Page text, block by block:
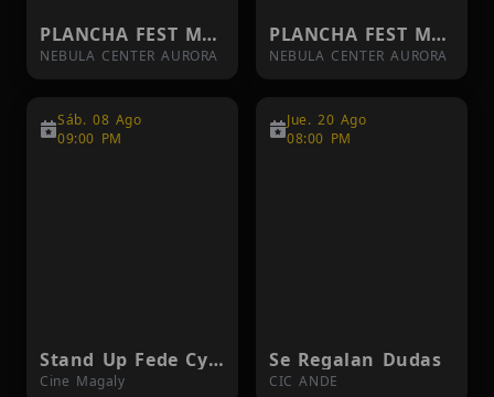
PLANCHA FEST MAMACITAS 7 DE AGOSTO
NEBULA CENTER AURORA
PLANCHA FEST MAMACITAS 8 DE AGOSTO
NEBULA CENTER AURORA
Sáb. 08 Ago
09:00 PM
Stand Up Fede Cyrulnik
Cine Magaly
Jue. 20 Ago
08:00 PM
Se Regalan Dudas
CIC ANDE